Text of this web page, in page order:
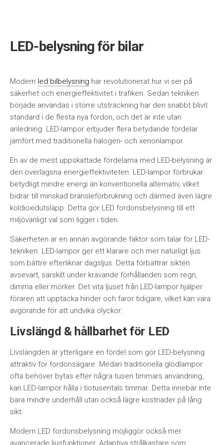
LED-belysning för bilar
Modern led bilbelysning har revolutionerat hur vi ser på
säkerhet och energieffektivitet i trafiken. Sedan tekniken
började användas i större utsträckning har den snabbt blivit
standard i de flesta nya fordon, och det är inte utan
anledning. LED-lampor erbjuder flera betydande fördelar
jämfört med traditionella halogen- och xenonlampor.
En av de mest uppskattade fördelarna med LED-belysning är
den överlägsna energieffektiviteten. LED-lampor förbrukar
betydligt mindre energi än konventionella alternativ, vilket
bidrar till minskad bränsleförbrukning och därmed även lägre
koldioxidutsläpp. Detta gör LED fordonsbelysning till ett
miljövänligt val som ligger i tiden.
Säkerheten är en annan avgörande faktor som talar för LED-
tekniken. LED-lampor ger ett klarare och mer naturligt ljus
som bättre efterliknar dagsljus. Detta förbättrar sikten
avsevärt, särskilt under krävande förhållanden som regn,
dimma eller mörker. Det vita ljuset från LED-lampor hjälper
föraren att upptäcka hinder och faror tidigare, vilket kan vara
avgörande för att undvika olyckor.
Livslängd & hållbarhet för LED
Livslängden är ytterligare en fördel som gör LED-belysning
attraktiv för fordonsägare. Medan traditionella glödlampor
ofta behöver bytas efter några tusen timmars användning,
kan LED-lampor hålla i tiotusentals timmar. Detta innebär inte
bara mindre underhåll utan också lägre kostnader på lång
sikt.
Modern LED fordonsbelysning möjliggör också mer
avancerade ljusfunktioner. Adaptiva strålkastare som